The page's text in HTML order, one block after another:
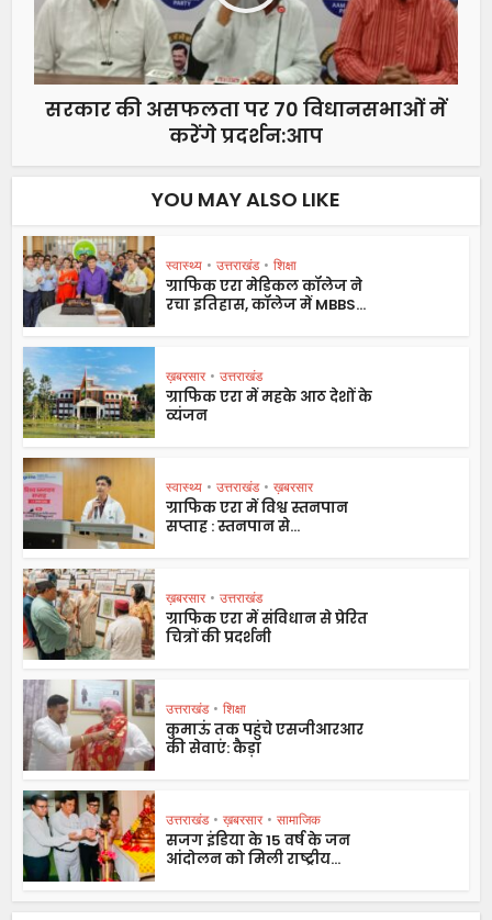
सरकार की असफलता पर 70 विधानसभाओं में
करेंगे प्रदर्शन:आप
YOU MAY ALSO LIKE
स्वास्थ्य • उत्तराखंड • शिक्षा
ग्राफिक एरा मेडिकल कॉलेज ने
रचा इतिहास, कॉलेज में MBBS...
ख़बरसार • उत्तराखंड
ग्राफिक एरा में महके आठ देशों के
व्यंजन
स्वास्थ्य • उत्तराखंड • ख़बरसार
ग्राफिक एरा में विश्व स्तनपान
सप्ताह : स्तनपान से...
ख़बरसार • उत्तराखंड
ग्राफिक एरा में संविधान से प्रेरित
चित्रों की प्रदर्शनी
उत्तराखंड • शिक्षा
कुमाऊं तक पहुंचे एसजीआरआर
की सेवाएं: कैड़ा
उत्तराखंड • ख़बरसार • सामाजिक
सजग इंडिया के 15 वर्ष के जन
आंदोलन को मिली राष्ट्रीय...